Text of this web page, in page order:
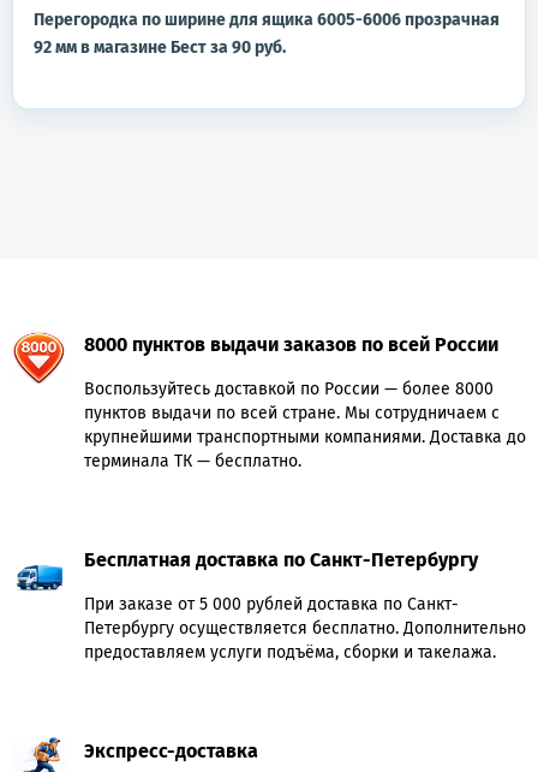
Перегородка по ширине для ящика 6005-6006 прозрачная
92 мм в магазине Бест за 90 руб.
8000 пунктов выдачи заказов по всей России
Воспользуйтесь доставкой по России — более 8000
пунктов выдачи по всей стране. Мы сотрудничаем с
крупнейшими транспортными компаниями. Доставка до
терминала ТК — бесплатно.
Бесплатная доставка по Санкт-Петербургу
При заказе от 5 000 рублей доставка по Санкт-
Петербургу осуществляется бесплатно. Дополнительно
предоставляем услуги подъёма, сборки и такелажа.
Экспресс-доставка